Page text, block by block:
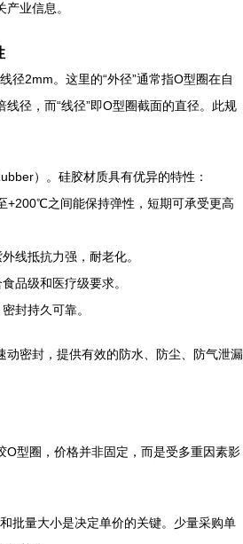
业信息。
径2mm。这里的“外径”通常指O型圈在自
径，而“线径”即O型圈截面的直径。此规
）。硅胶材质具有优异的特性：
+200℃之间能保持弹性，短期可承受更高
线抵抗力强，耐老化。
品级和医疗级要求。
封持久可靠。
动密封，提供有效的防水、防尘、防气泄漏
O型圈，价格并非固定，而是受多重因素影
批量大小是决定单价的关键。少量采购单